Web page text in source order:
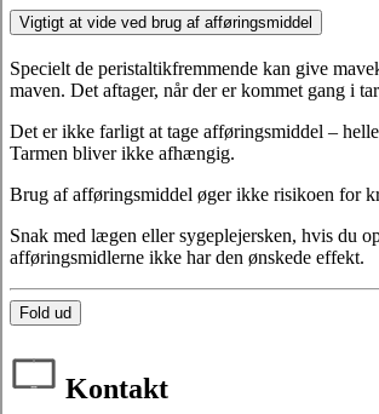
Vigtigt at vide ved brug af afføringsmiddel
Specielt de peristaltikfremmende kan give
maven. Det aftager, når der er kommet gang i
Det er ikke farligt at tage afføringsmiddel –
Tarmen bliver ikke afhængig.
Brug af afføringsmiddel øger ikke risikoen for
Snak med lægen eller sygeplejersken, hvis du
afføringsmidlerne ikke har den ønskede effekt.
Fold ud
Kontakt